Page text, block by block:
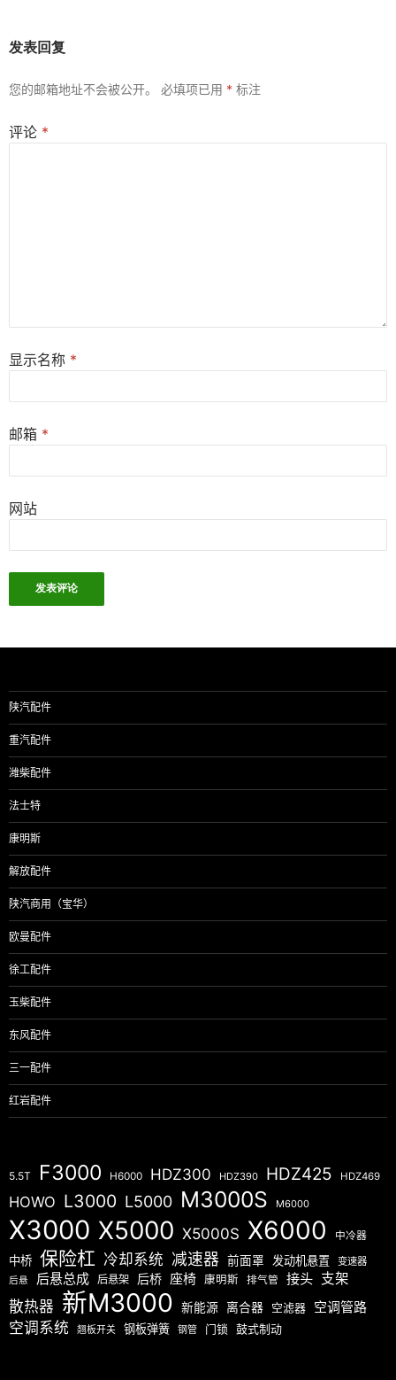
发表回复
您的邮箱地址不会被公开。 必填项已用 * 标注
评论 *
显示名称 *
邮箱 *
网站
陕汽配件
重汽配件
潍柴配件
法士特
康明斯
解放配件
陕汽商用（宝华）
欧曼配件
徐工配件
玉柴配件
东风配件
三一配件
红岩配件
5.5T F3000 H6000 HDZ300 HDZ390 HDZ425 HDZ469
HOWO L3000 L5000 M3000S M6000
X3000 X5000 X5000S X6000 中冷器
中桥 保险杠 冷却系统 减速器 前面罩 发动机悬置 变速器
后悬 后悬总成 后悬架 后桥 座椅 康明斯 排气管 接头 支架
散热器 新M3000 新能源 离合器 空滤器 空调管路
空调系统 翘板开关 钢板弹簧 钢管 门锁 鼓式制动